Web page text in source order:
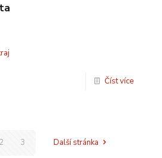
Číst více
2 3 Další stránka